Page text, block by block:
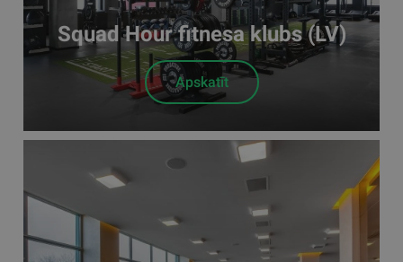
Squad Hour fitnesa klubs (LV)
Apskatīt